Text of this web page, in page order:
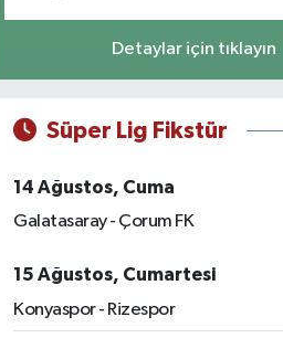
Detaylar için tıklayın
Süper Lig Fikstür
14 Ağustos, Cuma
Galatasaray - Çorum FK
15 Ağustos, Cumartesi
Konyaspor - Rizespor